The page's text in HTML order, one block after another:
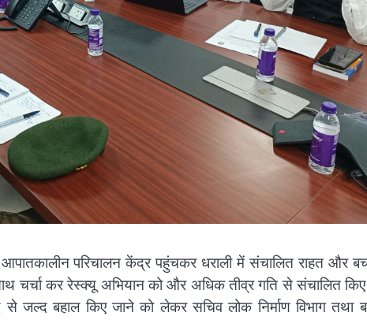
परिचालन केंद्र पहुंचकर धराली में संचालित राहत और
चर्चा कर रेस्क्यू अभियान को और अधिक तीव्र गति से संचालित
जल्द बहाल किए जाने को लेकर सचिव लोक निर्माण विभाग तथा